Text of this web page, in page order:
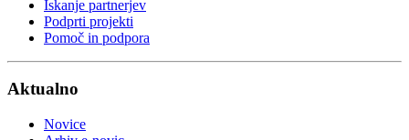
Iskanje partnerjev
Podprti projekti
Pomoč in podpora
Aktualno
Novice